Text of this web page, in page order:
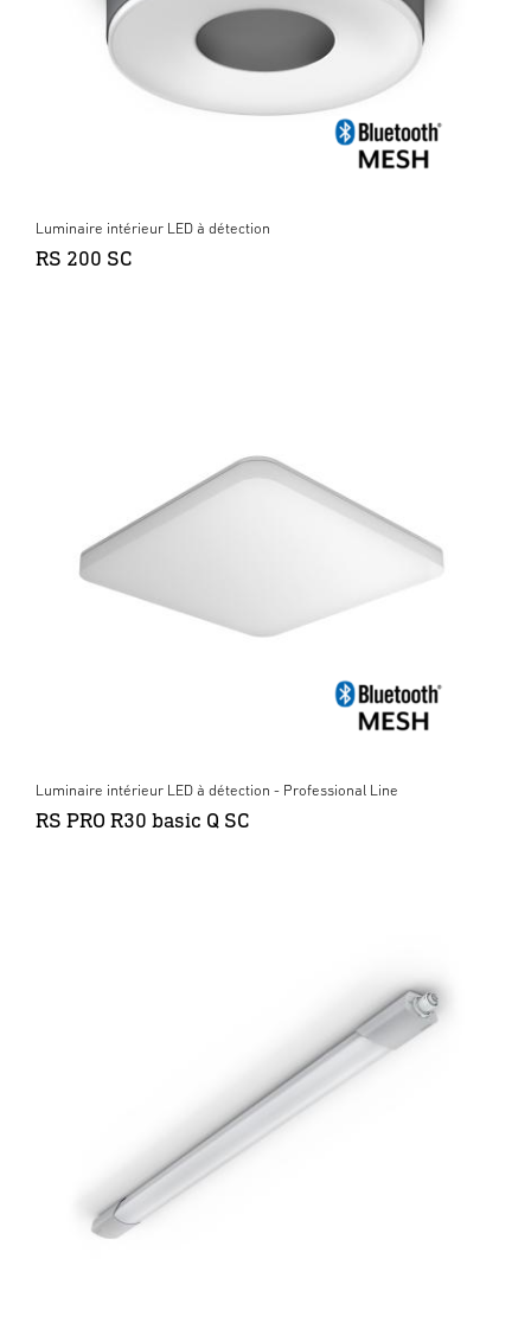
Luminaire intérieur LED à détection
RS 200 SC
Luminaire intérieur LED à détection - Professional Line
RS PRO R30 basic Q SC